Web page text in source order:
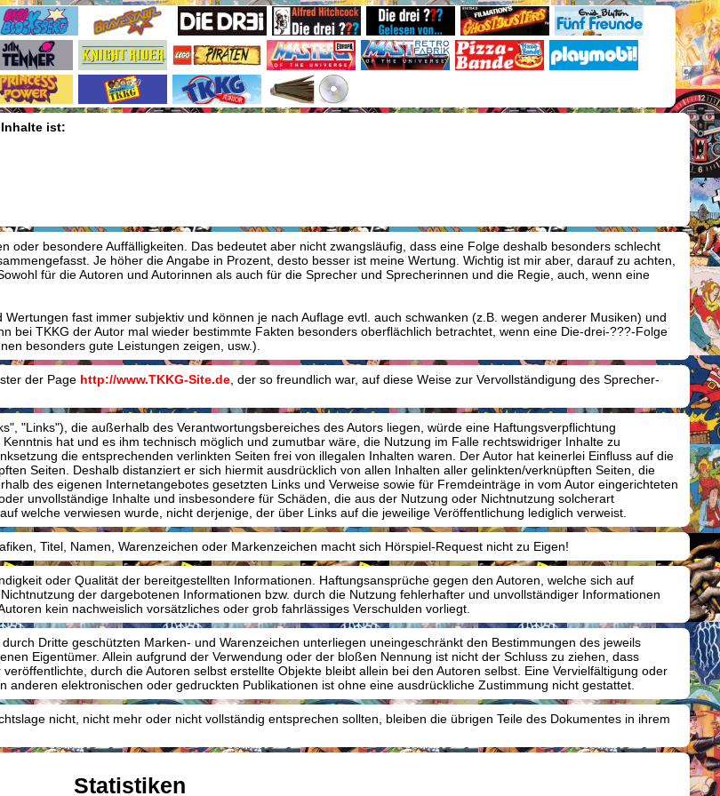
ist:
oder besondere Auffälligkeiten. Das bedeutet aber nicht zwangsläufig, dass eine Folge deshalb besonders schlecht
Je höher die Angabe in Prozent, desto besser ist meine Wertung. Wichtig ist mir aber, darauf zu achten,
für die Autoren und Autorinnen als auch für die Sprecher und Sprecherinnen und die Regie, auch, wenn eine
fast immer subjektiv und können je nach Auflage evtl. auch schwanken (z.B. wegen anderer Musiken) und
bei TKKG der Autor mal wieder bestimmte Fakten besonders oberflächlich betrachtet, wenn eine Die-drei-???-Folge
besonders gute Leistungen zeigen, usw.).
der Page http://www.TKKG-Site.de , der so freundlich war, auf diese Weise zur Vervollständigung des Sprecher-
"Links"), die außerhalb des Verantwortungsbereiches des Autors liegen, würde eine Haftungsverpflichtung
hat und es ihm technisch möglich und zumutbar wäre, die Nutzung im Falle rechtswidriger Inhalte zu
die entsprechenden verlinkten Seiten frei von illegalen Inhalten waren. Der Autor hat keinerlei Einfluss auf die
Seiten. Deshalb distanziert er sich hiermit ausdrücklich von allen Inhalten aller gelinkten/verknüpften Seiten, die
des eigenen Internetangebotes gesetzten Links und Verweise sowie für Fremdeinträge in vom Autor eingerichteten
unvollständige Inhalte und insbesondere für Schäden, die aus der Nutzung oder Nichtnutzung solcherart
welche verwiesen wurde, nicht derjenige, der über Links auf die jeweilige Veröffentlichung lediglich verweist.
Titel, Namen, Warenzeichen oder Markenzeichen macht sich Hörspiel-Request nicht zu Eigen!
oder Qualität der bereitgestellten Informationen. Haftungsansprüche gegen den Autoren, welche sich auf
der dargebotenen Informationen bzw. durch die Nutzung fehlerhafter und unvollständiger Informationen
kein nachweislich vorsätzliches oder grob fahrlässiges Verschulden vorliegt.
Dritte geschützten Marken- und Warenzeichen unterliegen uneingeschränkt den Bestimmungen des jeweils
Eigentümer. Allein aufgrund der Verwendung oder der bloßen Nennung ist nicht der Schluss zu ziehen, dass
durch die Autoren selbst erstellte Objekte bleibt allein bei den Autoren selbst. Eine Vervielfältigung oder
elektronischen oder gedruckten Publikationen ist ohne eine ausdrückliche Zustimmung nicht gestattet.
nicht, nicht mehr oder nicht vollständig entsprechen sollten, bleiben die übrigen Teile des Dokumentes in ihrem
Statistiken